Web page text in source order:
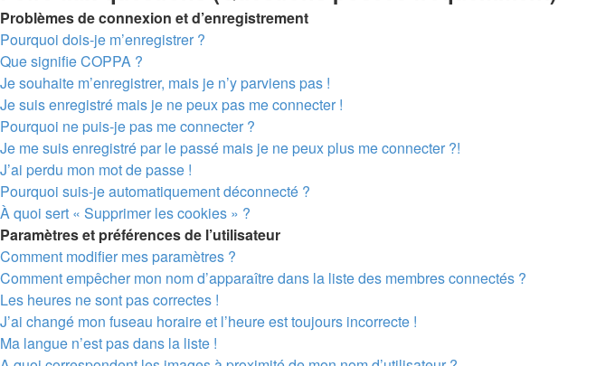
Problèmes de connexion et d’enregistrement
Pourquoi dois-je m’enregistrer ?
Que signifie COPPA ?
Je souhaite m’enregistrer, mais je n’y parviens pas !
Je suis enregistré mais je ne peux pas me connecter !
Pourquoi ne puis-je pas me connecter ?
Je me suis enregistré par le passé mais je ne peux plus me connecter ?!
J’ai perdu mon mot de passe !
Pourquoi suis-je automatiquement déconnecté ?
À quoi sert « Supprimer les cookies » ?
Paramètres et préférences de l’utilisateur
Comment modifier mes paramètres ?
Comment empêcher mon nom d’apparaître dans la liste des membres connectés ?
Les heures ne sont pas correctes !
J’ai changé mon fuseau horaire et l’heure est toujours incorrecte !
Ma langue n’est pas dans la liste !